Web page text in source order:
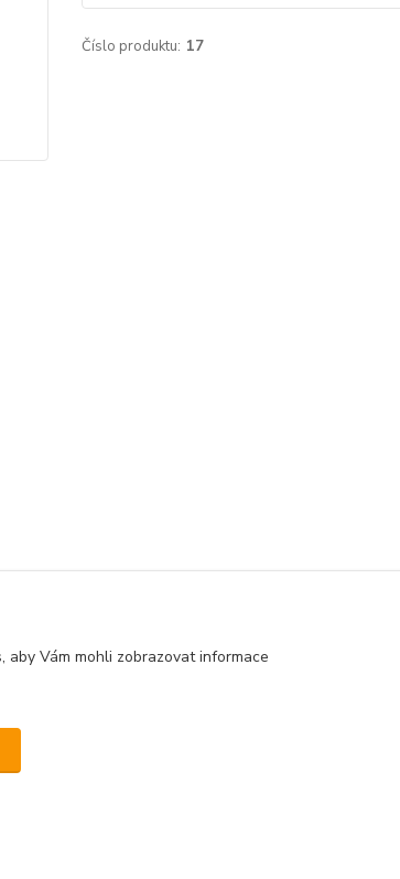
Číslo produktu: 17
aby Vám mohli zobrazovat informace